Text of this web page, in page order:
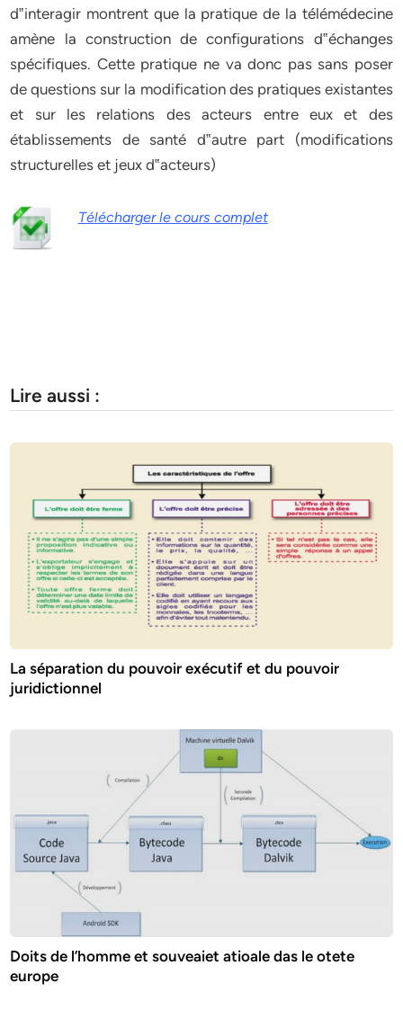
d‟interagir montrent que la pratique de la télémédecine
amène la construction de configurations d‟échanges
spécifiques. Cette pratique ne va donc pas sans poser
de questions sur la modification des pratiques existantes
et sur les relations des acteurs entre eux et des
établissements de santé d‟autre part (modifications
structurelles et jeux d‟acteurs)
Télécharger le cours complet
Lire aussi :
La séparation du pouvoir exécutif et du pouvoir
juridictionnel
Doits de l’homme et souveaiet atioale das le otete
europe